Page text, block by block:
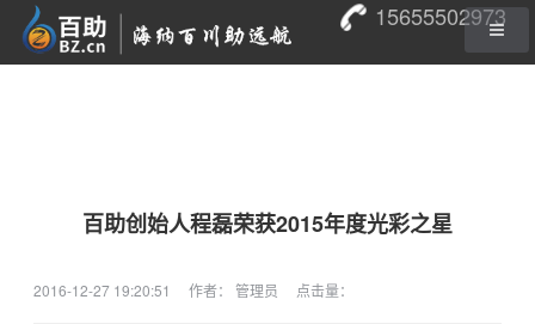
15655502973
百助创始人程磊荣获2015年度光彩之星
2016-12-27 19:20:51 作者： 管理员 点击量：